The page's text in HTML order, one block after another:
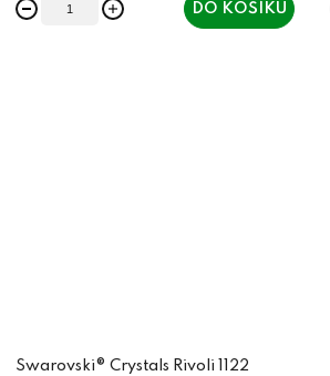
DO KOŠÍKU
Swarovski® Crystals Rivoli 1122